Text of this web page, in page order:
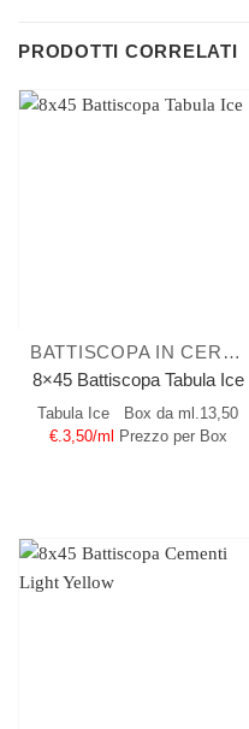
PRODOTTI CORRELATI
BATTISCOPA IN CERAMICA
8×45 Battiscopa Tabula Ice
Tabula Ice
Box da ml.13,50
€.3,50/ml
Prezzo per Box